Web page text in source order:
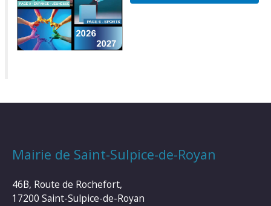
Mairie de Saint-Sulpice-de-Royan
46B, Route de Rochefort,
17200 Saint-Sulpice-de-Royan